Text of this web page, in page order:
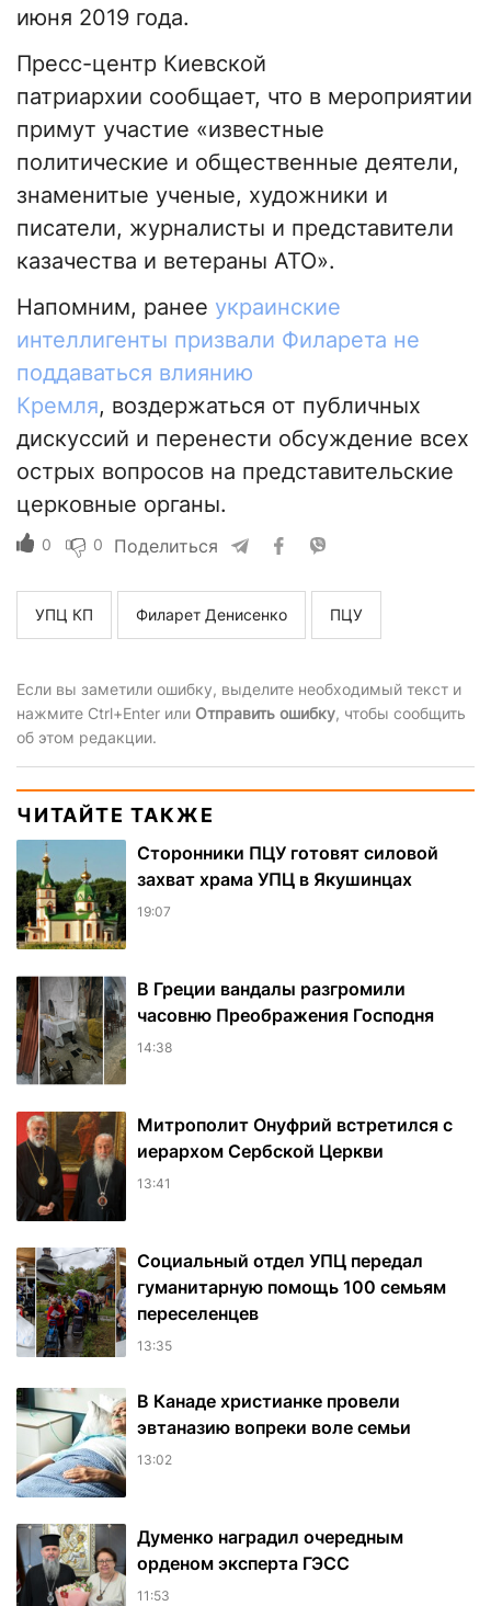
июня 2019 года.
Пресс-центр Киевской
патриархии сообщает, что в мероприятии
примут участие «известные
политические и общественные деятели,
знаменитые ученые, художники и
писатели, журналисты и представители
казачества и ветераны АТО».
Напомним, ранее украинские
интеллигенты призвали Филарета не
поддаваться влиянию
Кремля, воздержаться от публичных
дискуссий и перенести обсуждение всех
острых вопросов на представительские
церковные органы.
0 0 Поделиться
УПЦ КП Филарет Денисенко ПЦУ
Если вы заметили ошибку, выделите необходимый текст и
нажмите Ctrl+Enter или Отправить ошибку, чтобы сообщить
об этом редакции.
ЧИТАЙТЕ ТАКЖЕ
Сторонники ПЦУ готовят силовой
захват храма УПЦ в Якушинцах
19:07
В Греции вандалы разгромили
часовню Преображения Господня
14:38
Митрополит Онуфрий встретился с
иерархом Сербской Церкви
13:41
Социальный отдел УПЦ передал
гуманитарную помощь 100 семьям
переселенцев
13:35
В Канаде христианке провели
эвтаназию вопреки воле семьи
13:02
Думенко наградил очередным
орденом эксперта ГЭСС
11:53